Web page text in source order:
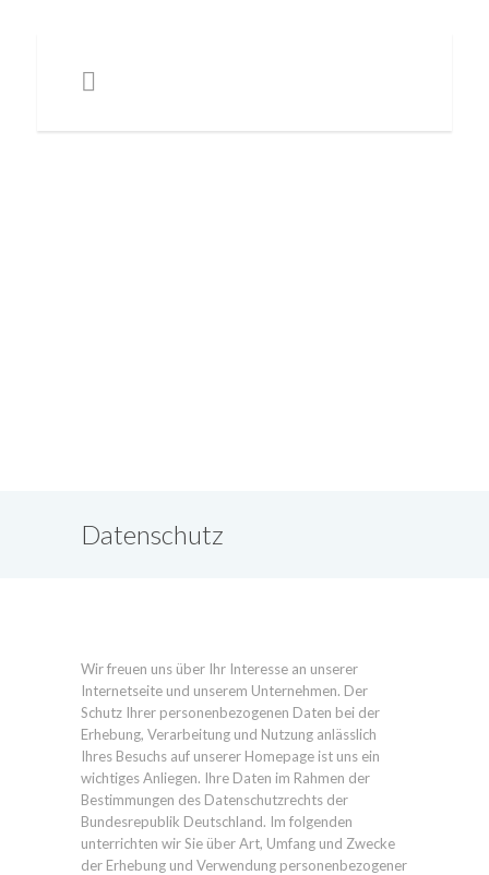
Datenschutz
Wir freuen uns über Ihr Interesse an unserer
Internetseite und unserem Unternehmen. Der
Schutz Ihrer personenbezogenen Daten bei der
Erhebung, Verarbeitung und Nutzung anlässlich
Ihres Besuchs auf unserer Homepage ist uns ein
wichtiges Anliegen. Ihre Daten im Rahmen der
Bestimmungen des Datenschutzrechts der
Bundesrepublik Deutschland. Im folgenden
unterrichten wir Sie über Art, Umfang und Zwecke
der Erhebung und Verwendung personenbezogener